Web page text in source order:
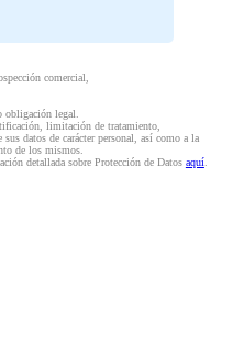
comercial,
obligación legal.
limitación de tratamiento,
datos de carácter personal, así como a la
de los mismos.
detallada sobre Protección de Datos aquí.